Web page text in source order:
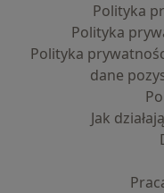
Polityka
Polityka
Polityka
dane
Jak